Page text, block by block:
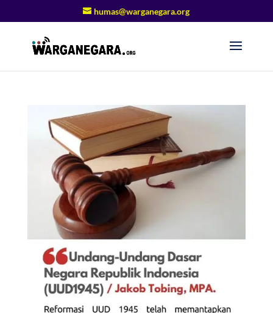
humas@warganegara.org